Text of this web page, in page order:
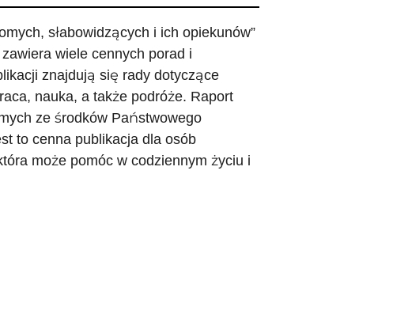
słabowidzących i ich opiekunów”
wiele cennych porad i
znajdują się rady dotyczące
nauka, a także podróże. Raport
ze środków Państwowego
to cenna publikacja dla osób
może pomóc w codziennym życiu i